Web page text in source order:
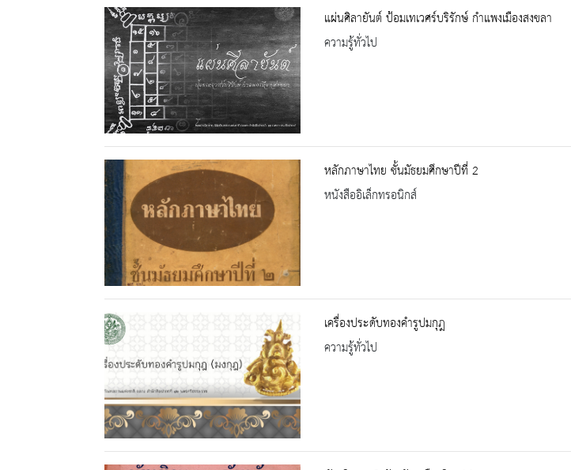
แผ่นศิลายันต์ ป้อมเทเวศร์บริรักษ์ กำแพงเมืองสงขลา
ความรู้ทั่วไป
หลักภาษาไทย ชั้นมัธยมศึกษาปีที่ 2
หนังสืออิเล็กทรอนิกส์
เครื่องประดับทองคำรูปมกุฎ
ความรู้ทั่วไป